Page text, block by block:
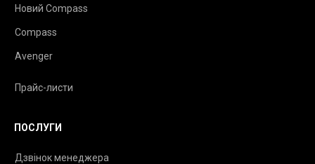
Новий Compass
Compass
Avenger
Прайс-листи
ПОСЛУГИ
Дзвінок менеджера